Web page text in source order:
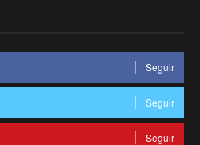
Seguir
Seguir
Seguir